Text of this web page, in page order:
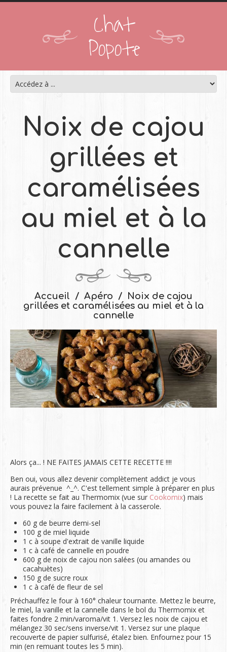
Chat
Popote
Noix de cajou
grillées et
caramélisées
au miel et à la
cannelle
Accueil Apéro
Noix de cajou
grillées et caramélisées au miel et à la
cannelle
Alors ça... ! NE FAITES JAMAIS CETTE RECETTE !!!!
Ben oui, vous allez devenir complètement addict je vous
aurais prévenue ^_^. C'est tellement simple à préparer en plus
! La recette se fait au Thermomix (vue sur Cookomix) mais
vous pouvez la faire facilement à la casserole.
60 g de beurre demi-sel
100 g de miel liquide
1 c à soupe d'extrait de vanille liquide
1 c à café de cannelle en poudre
600 g de noix de cajou non salées (ou amandes ou
cacahuètes)
150 g de sucre roux
1 c à café de fleur de sel
Préchauffez le four à 160° chaleur tournante. Mettez le beurre,
le miel, la vanille et la cannelle dans le bol du Thermomix et
faites fondre 2 min/varoma/vit 1. Versez les noix de cajou et
mélangez 30 sec/sens inverse/vit 1. Versez sur une plaque
recouverte de papier sulfurisé, étalez bien. Enfournez pour 15
min (en remuant toutes les 5 min).